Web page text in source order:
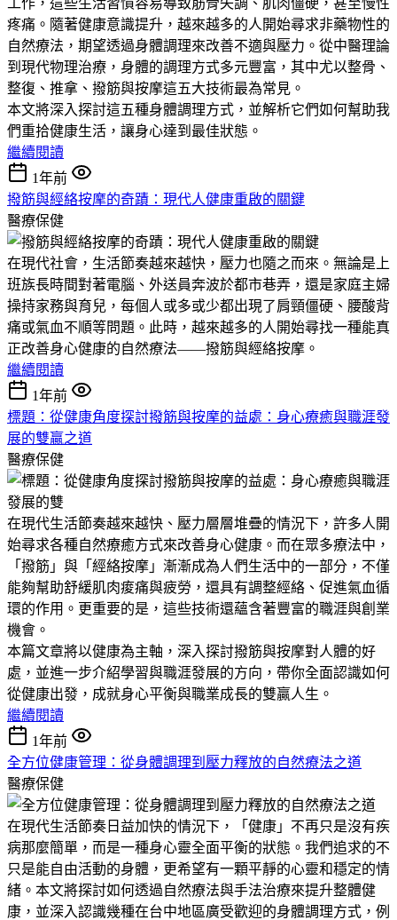
疼痛。隨著健康意識提升，越來越多的人開始尋求非藥物性的
自然療法，期望透過身體調理來改善不適與壓力。從中醫理論
到現代物理治療，身體的調理方式多元豐富，其中尤以整骨、
整復、推拿、撥筋與按摩這五大技術最為常見。
本文將深入探討這五種身體調理方式，並解析它們如何幫助我
們重拾健康生活，讓身心達到最佳狀態。
繼續閱讀
1年前
撥筋與經絡按摩的奇蹟：現代人健康重啟的關鍵
醫療保健
在現代社會，生活節奏越來越快，壓力也隨之而來。無論是上
班族長時間對著電腦、外送員奔波於都市巷弄，還是家庭主婦
操持家務與育兒，每個人或多或少都出現了肩頸僵硬、腰酸背
痛或氣血不順等問題。此時，越來越多的人開始尋找一種能真
正改善身心健康的自然療法——撥筋與經絡按摩。
繼續閱讀
1年前
標題：從健康角度探討撥筋與按摩的益處：身心療癒與職涯發
展的雙贏之道
醫療保健
在現代生活節奏越來越快、壓力層層堆疊的情況下，許多人開
始尋求各種自然療癒方式來改善身心健康。而在眾多療法中，
「撥筋」與「經絡按摩」漸漸成為人們生活中的一部分，不僅
能夠幫助舒緩肌肉痠痛與疲勞，還具有調整經絡、促進氣血循
環的作用。更重要的是，這些技術還蘊含著豐富的職涯與創業
機會。
本篇文章將以健康為主軸，深入探討撥筋與按摩對人體的好
處，並進一步介紹學習與職涯發展的方向，帶你全面認識如何
從健康出發，成就身心平衡與職業成長的雙贏人生。
繼續閱讀
1年前
全方位健康管理：從身體調理到壓力釋放的自然療法之道
醫療保健
在現代生活節奏日益加快的情況下，「健康」不再只是沒有疾
病那麼簡單，而是一種身心靈全面平衡的狀態。我們追求的不
只是能自由活動的身體，更希望有一顆平靜的心靈和穩定的情
緒。本文將探討如何透過自然療法與手法治療來提升整體健
康，並深入認識幾種在台中地區廣受歡迎的身體調理方式，例